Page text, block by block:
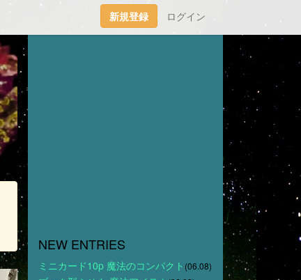
新規登録 ログイン
NEW ENTRIES
ミニカード10p 魔法のコンパクト (06.08)